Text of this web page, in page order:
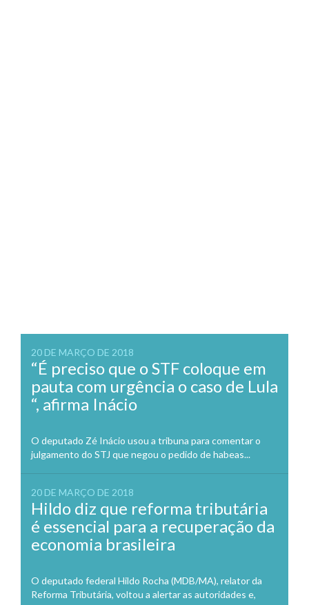
20 DE MARÇO DE 2018
“É preciso que o STF coloque em
pauta com urgência o caso de Lula
“, afirma Inácio
O deputado Zé Inácio usou a tribuna para comentar o
julgamento do STJ que negou o pedido de habeas...
20 DE MARÇO DE 2018
Hildo diz que reforma tributária
é essencial para a recuperação da
economia brasileira
O deputado federal Hildo Rocha (MDB/MA), relator da
Reforma Tributária, voltou a alertar as autoridades e,